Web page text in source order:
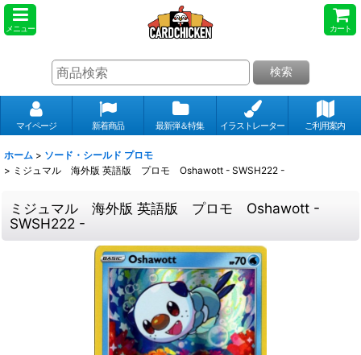
メニュー カート
検索
マイページ 新着商品 最新弾＆特集 イラストレーター ご利用案内
ホーム > ソード・シールド プロモ
> ミジュマル 海外版 英語版 プロモ Oshawott - SWSH222 -
ミジュマル 海外版 英語版 プロモ Oshawott -
SWSH222 -